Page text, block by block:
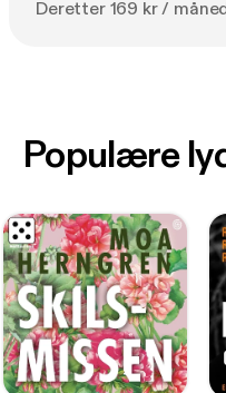
Deretter 169 kr /
Populære